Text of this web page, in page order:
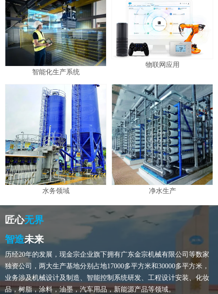
智能化生产系统
物联网应用
水务领域 净水生产
匠心无界
智造未来
历经20年的发展，现金宗企业旗下拥有广东金宗机械有限公司等数家
独资公司，两大生产基地分别占地17000多平方米和30000多平方米，
业务涉及机械设计及制造、智能控制系统研发、工程设计安装、化妆
品，树脂，涂料，油墨，汽车用品，新能源产品等领域。